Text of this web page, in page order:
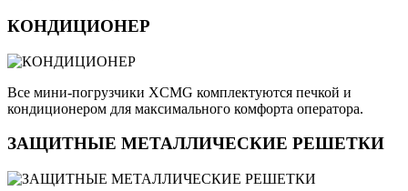
КОНДИЦИОНЕР
Все мини-погрузчики XCMG комплектуются печкой и
кондиционером для максимального комфорта оператора.
ЗАЩИТНЫЕ МЕТАЛЛИЧЕСКИЕ РЕШЕТКИ